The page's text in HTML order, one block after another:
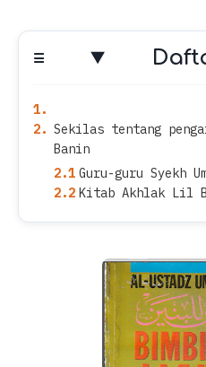
Sekilas tentang
Banin
Guru-guru Syekh
Kitab Akhlak Lil